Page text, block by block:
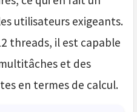
utilisateurs exigeants.
threads, il est capable
et des
en termes de calcul.